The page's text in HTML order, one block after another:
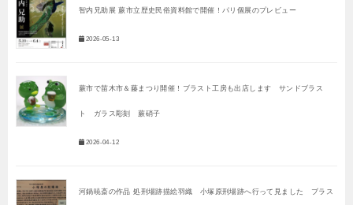
智内兄助展 蕨市立歴史民俗資料館で開催！パリ個展のプレビュー
2026-05-13
蕨市で苗木市＆藤まつり開催！ブラスト工房も出店します サンドブラス
ト ガラス彫刻 蕨硝子
2026-04-12
河鍋暁斎の作品 処刑場跡描絵羽織 小塚原刑場跡へ行って見ました ブラス